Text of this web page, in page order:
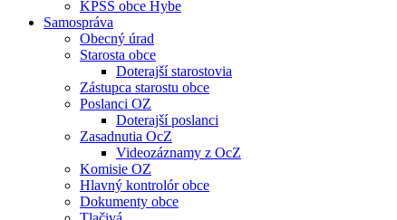
KPSS obce Hybe
Samospráva
Obecný úrad
Starosta obce
Doterajší starostovia
Zástupca starostu obce
Poslanci OZ
Doterajší poslanci
Zasadnutia OcZ
Videozáznamy z OcZ
Komisie OZ
Hlavný kontrolór obce
Dokumenty obce